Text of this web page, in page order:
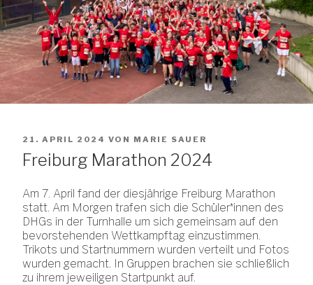
VERÖFFENTLICHT
AM
21. APRIL 2024 VON MARIE SAUER
Freiburg Marathon 2024
Am 7. April fand der diesjährige Freiburg Marathon
statt. Am Morgen trafen sich die Schüler*innen des
DHGs in der Turnhalle um sich gemeinsam auf den
bevorstehenden Wettkampftag einzustimmen.
Trikots und Startnummern wurden verteilt und Fotos
wurden gemacht. In Gruppen brachen sie schließlich
zu ihrem jeweiligen Startpunkt auf.